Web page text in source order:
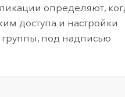
определяют,
доступа и настройки
под надписью